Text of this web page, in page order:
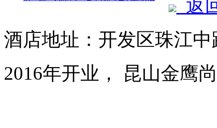
返
酒店地址：开发区珠江
2016年开业， 昆山金